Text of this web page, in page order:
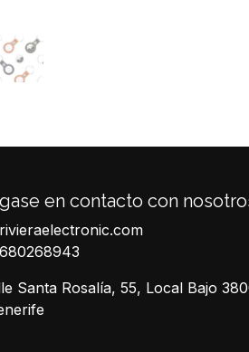
en contacto con
Santa Rosalía, 55, Local Bajo